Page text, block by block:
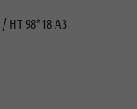
/ HT 98*18 A3